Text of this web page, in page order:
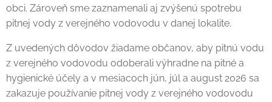
obci. Zároveň sme zaznamenali aj zvýšenú spotrebu
pitnej vody z verejného vodovodu v danej lokalite.
Z uvedených dôvodov žiadame občanov, aby pitnú vodu
z verejného vodovodu odoberali výhradne na pitné a
hygienické účely a v mesiacoch jún, júl a august 2026 sa
zakazuje používanie pitnej vody z verejného vodovodu